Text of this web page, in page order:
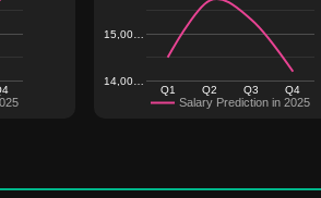
Salary Prediction in 2025
Q1 Q2 Q3 Q4
14,00…
15,00…